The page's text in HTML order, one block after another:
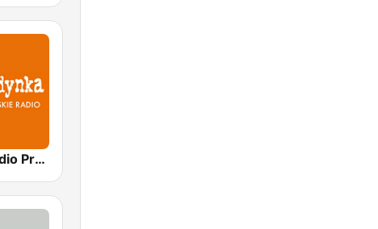
Polskie Radio Program I (PR1) Jedynka